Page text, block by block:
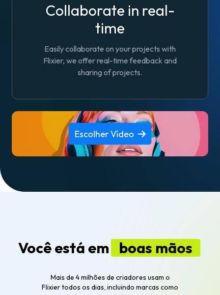
Collaborate in real-
time
Easily collaborate on your projects with
Flixier, we offer real-time feedback and
sharing of projects.
Escolher Vídeo
Você está em boas mãos
Mais de 4 milhões de criadores usam o
Flixier todos os dias, incluindo marcas como